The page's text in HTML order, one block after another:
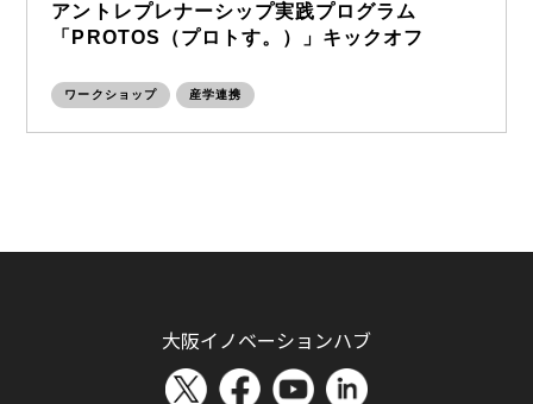
アントレプレナーシップ実践プログラム
「PROTOS（プロトす。）」キックオフ
ワークショップ 産学連携
大阪イノベーションハブ